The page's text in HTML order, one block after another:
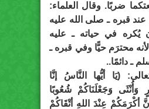
ضربًا. وقال العلماء:
قبره ـ صلى الله عليه
يُكره في حياته ـ عليه
لأنه محترَم حيًّا وفي قبره ـ
ـ دائمًا..
(يَا أيُّها النَّاسُ إنَّا
وَأُنْثَى وَجَعْلَنَاكُمْ شُعُوبًا
أكْرَمَكُمْ عِنْدَ اللهِ أتْقَاكُمْ